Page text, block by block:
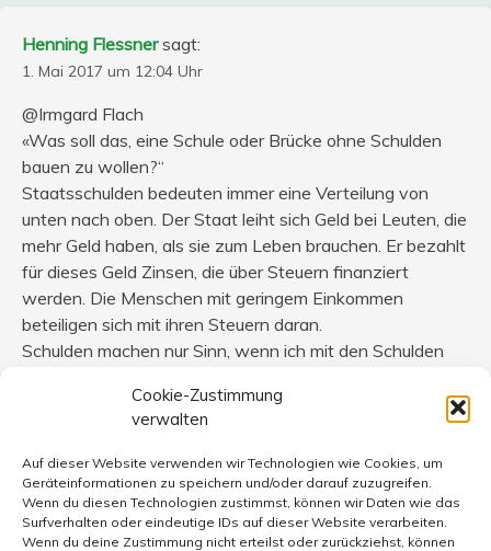
Cookie-Zustimmung
verwalten
Auf dieser Website verwenden wir Technologien wie Cookies, um
Geräteinformationen zu speichern und/oder darauf zuzugreifen.
Wenn du diesen Technologien zustimmst, können wir Daten wie das
Surfverhalten oder eindeutige IDs auf dieser Website verarbeiten.
Wenn du deine Zustimmung nicht erteilst oder zurückziehst, können
Henning Flessner sagt:
1. Mai 2017 um 12:04 Uhr
@Irmgard Flach
«Was soll das, eine Schule oder Brücke ohne Schulden
bauen zu wollen?“
Staatsschulden bedeuten immer eine Verteilung von
unten nach oben. Der Staat leiht sich Geld bei Leuten, die
mehr Geld haben, als sie zum Leben brauchen. Er bezahlt
für dieses Geld Zinsen, die über Steuern finanziert
werden. Die Menschen mit geringem Einkommen
beteiligen sich mit ihren Steuern daran.
Schulden machen nur Sinn, wenn ich mit den Schulden
die Zinsen. Bei den Staatsschulden sind in dieser Hinsicht
große Zweifel angebracht.
Ich wundere mich immer, wieso Leute, die sich als links
bezeichnen, sich so vehement für diese Art der
Umverteilung einsetzen.